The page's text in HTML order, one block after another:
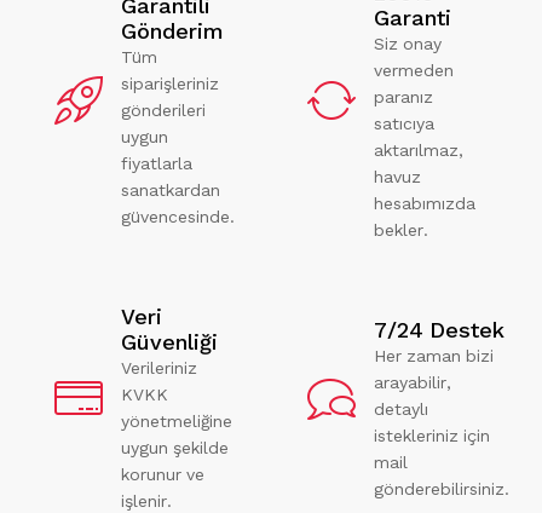
Garantili
Gönderim
Tüm
siparişleriniz
gönderileri
uygun
fiyatlarla
sanatkardan
güvencesinde.
Garanti
Siz onay
vermeden
paranız
satıcıya
aktarılmaz,
havuz
hesabımızda
bekler.
Veri
Güvenliği
Verileriniz
KVKK
yönetmeliğine
uygun şekilde
korunur ve
işlenir.
7/24 Destek
Her zaman bizi
arayabilir,
detaylı
istekleriniz için
mail
gönderebilirsiniz.